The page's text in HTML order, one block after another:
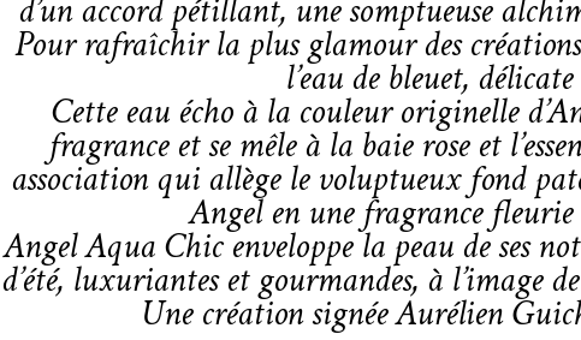
d’un accord pétillant, une somptueuse
Pour rafraîchir la plus glamour des
l’eau de bleuet,
Cette eau écho à la couleur originelle
fragrance et se mêle à la baie rose et
association qui allège le voluptueux fond
Angel en une fragrance
Angel Aqua Chic enveloppe la peau de ses
d’été, luxuriantes et gourmandes, à l’image
Une création signée Aurélien